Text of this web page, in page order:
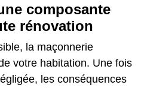
composante
rénovation
la maçonnerie
votre habitation. Une fois
les conséquences